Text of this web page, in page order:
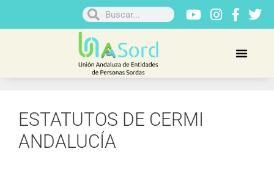
ESTATUTOS DE CERMI
ANDALUCÍA